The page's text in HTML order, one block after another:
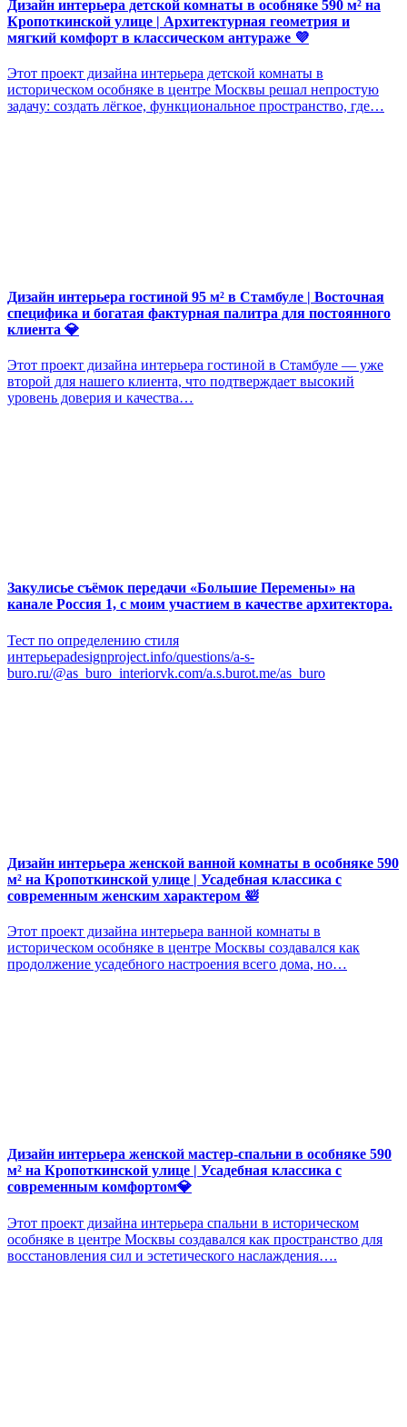
Дизайн интерьера детской комнаты в особняке 590 м² на
Кропоткинской улице | Архитектурная геометрия и
мягкий комфорт в классическом антураже 💜
Этот проект дизайна интерьера детской комнаты в
историческом особняке в центре Москвы решал непростую
задачу: создать лёгкое, функциональное пространство, где…
Дизайн интерьера гостиной 95 м² в Стамбуле | Восточная
специфика и богатая фактурная палитра для постоянного
клиента 💎
Этот проект дизайна интерьера гостиной в Стамбуле — уже
второй для нашего клиента, что подтверждает высокий
уровень доверия и качества…
Закулисье съёмок передачи «Большие Перемены» на
канале Россия 1, с моим участием в качестве архитектора.
Тест по определению стиля
интерьераdesignproject.info/questions/a-s-
buro.ru/@as_buro_interiorvk.com/a.s.burot.me/as_buro
Дизайн интерьера женской ванной комнаты в особняке 590
м² на Кропоткинской улице | Усадебная классика с
современным женским характером 🛀
Этот проект дизайна интерьера ванной комнаты в
историческом особняке в центре Москвы создавался как
продолжение усадебного настроения всего дома, но…
Дизайн интерьера женской мастер-спальни в особняке 590
м² на Кропоткинской улице | Усадебная классика с
современным комфортом💎
Этот проект дизайна интерьера спальни в историческом
особняке в центре Москвы создавался как пространство для
восстановления сил и эстетического наслаждения….